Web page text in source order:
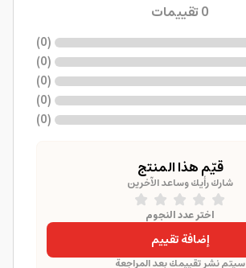
0تقييمات
(
0
)
(
0
)
(
0
)
(
0
)
(
0
)
قيّم هذا المنتج
شارك رأيك وساعد الآخرين
اختر عدد النجوم
إضافة تقييم
سيتم نشر تقييمك بعد المراجعة